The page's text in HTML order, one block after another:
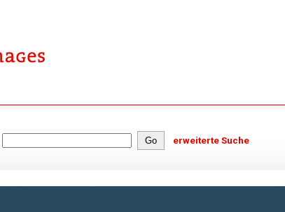
erweiterte Suche